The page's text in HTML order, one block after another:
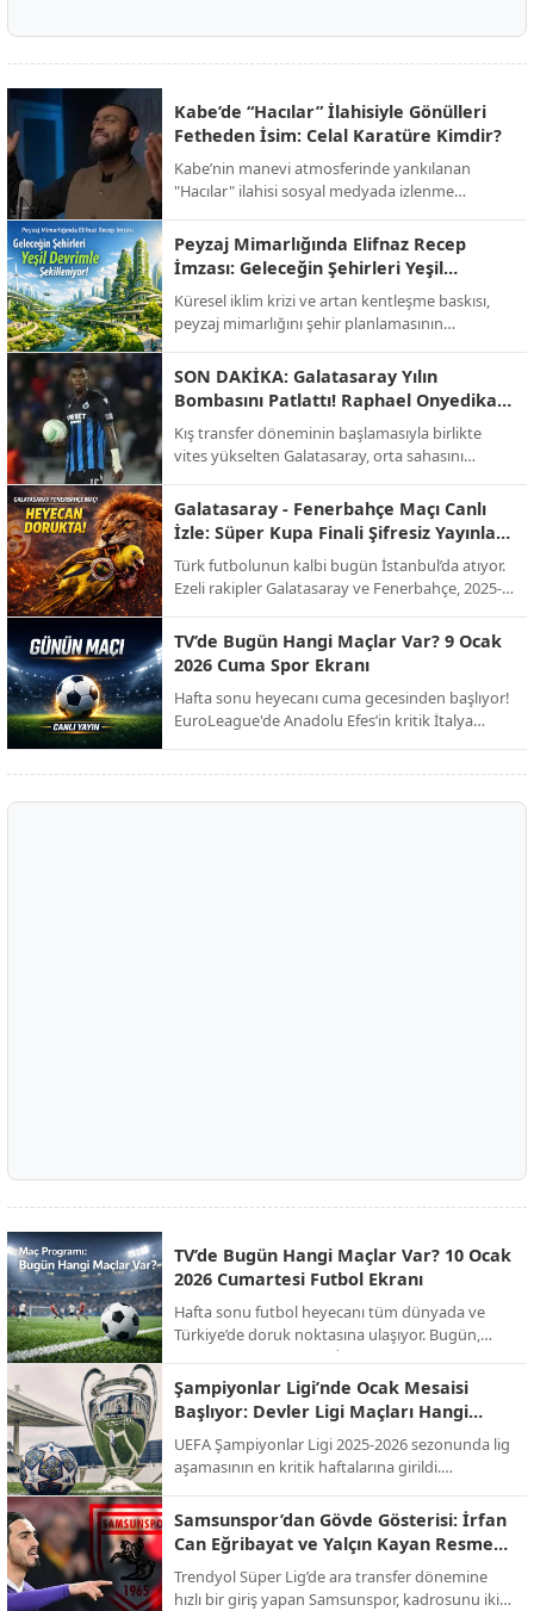
Kabe’de “Hacılar” İlahisiyle Gönülleri
Fetheden İsim: Celal Karatüre Kimdir?
Kabe’nin manevi atmosferinde yankılanan
"Hacılar" ilahisi sosyal medyada izlenme
Karatüre’nin hayatı ve biyografisi merak konusu
oldu.
Peyzaj Mimarlığında Elifnaz Recep
İmzası: Geleceğin Şehirleri Yeşil
Devrimle Şekilleniyor!
Küresel iklim krizi ve artan kentleşme baskısı,
peyzaj mimarlığını şehir planlamasının
Elifnaz Recep, modern mimarinin artık sadece
binalardan ibaret olmadığını, doğayla entegre
yaşayan "nefes alan" alanların bir zorunluluk
haline geldiğini vurguluyor.
SON DAKİKA: Galatasaray Yılın
Bombasını Patlattı! Raphael Onyedika
Transferinde Mutlu Son!
Kış transfer döneminin başlamasıyla birlikte
vites yükselten Galatasaray, orta sahasını
kırmızılı yönetim, bir süredir görüşme halinde
olduğu Nijeryalı yıldız Raphael Onyedika ve
kulübü Club Brugge ile her konuda anlaşmaya
vardı. İşte dev transferin bonservis bedeli, maaş
detayları ve sözleşme şartları!
Galatasaray - Fenerbahçe Maçı Canlı
İzle: Süper Kupa Finali Şifresiz Yayınla
Ekranda!
Türk futbolunun kalbi bugün İstanbul’da atıyor.
Ezeli rakipler Galatasaray ve Fenerbahçe, 2025-
müzelerine götürmek için karşı karşıya geliyor.
Milyonların beklediği dev derbi, şifresiz kanal
müjdesiyle futbolseverleri ekran başına kilitliyor.
TV’de Bugün Hangi Maçlar Var? 9 Ocak
2026 Cuma Spor Ekranı
Hafta sonu heyecanı cuma gecesinden başlıyor!
EuroLeague'de Anadolu Efes’in kritik İtalya
TV’de Bugün Hangi Maçlar Var? 10 Ocak
2026 Cumartesi Futbol Ekranı
Hafta sonu futbol heyecanı tüm dünyada ve
Türkiye’de doruk noktasına ulaşıyor. Bugün,
Süper Kupa finalinden İngiltere FA Cup’a,
İspanya La Liga’dan İtalya Serie A’ya kadar
onlarca kritik mücadele canlı yayınla ekranlara
gelecek. İşte günün öne çıkan maçları ve yayıncı
kuruluşları...
Şampiyonlar Ligi’nde Ocak Mesaisi
Başlıyor: Devler Ligi Maçları Hangi
Kanalda, Saat Kaçta?
UEFA Şampiyonlar Ligi 2025-2026 sezonunda lig
aşamasının en kritik haftalarına girildi.
heyecanı, Ocak ayındaki son iki hafta maçlarıyla
zirve yapacak. Temsilcimiz Galatasaray'ın da
sahne alacağı bu dev organizasyonun yayın
bilgileri netleşti.
Samsunspor’dan Gövde Gösterisi: İrfan
Can Eğribayat ve Yalçın Kayan Resmen
Açıklandı!
Trendyol Süper Lig’de ara transfer dönemine
hızlı bir giriş yapan Samsunspor, kadrosunu iki